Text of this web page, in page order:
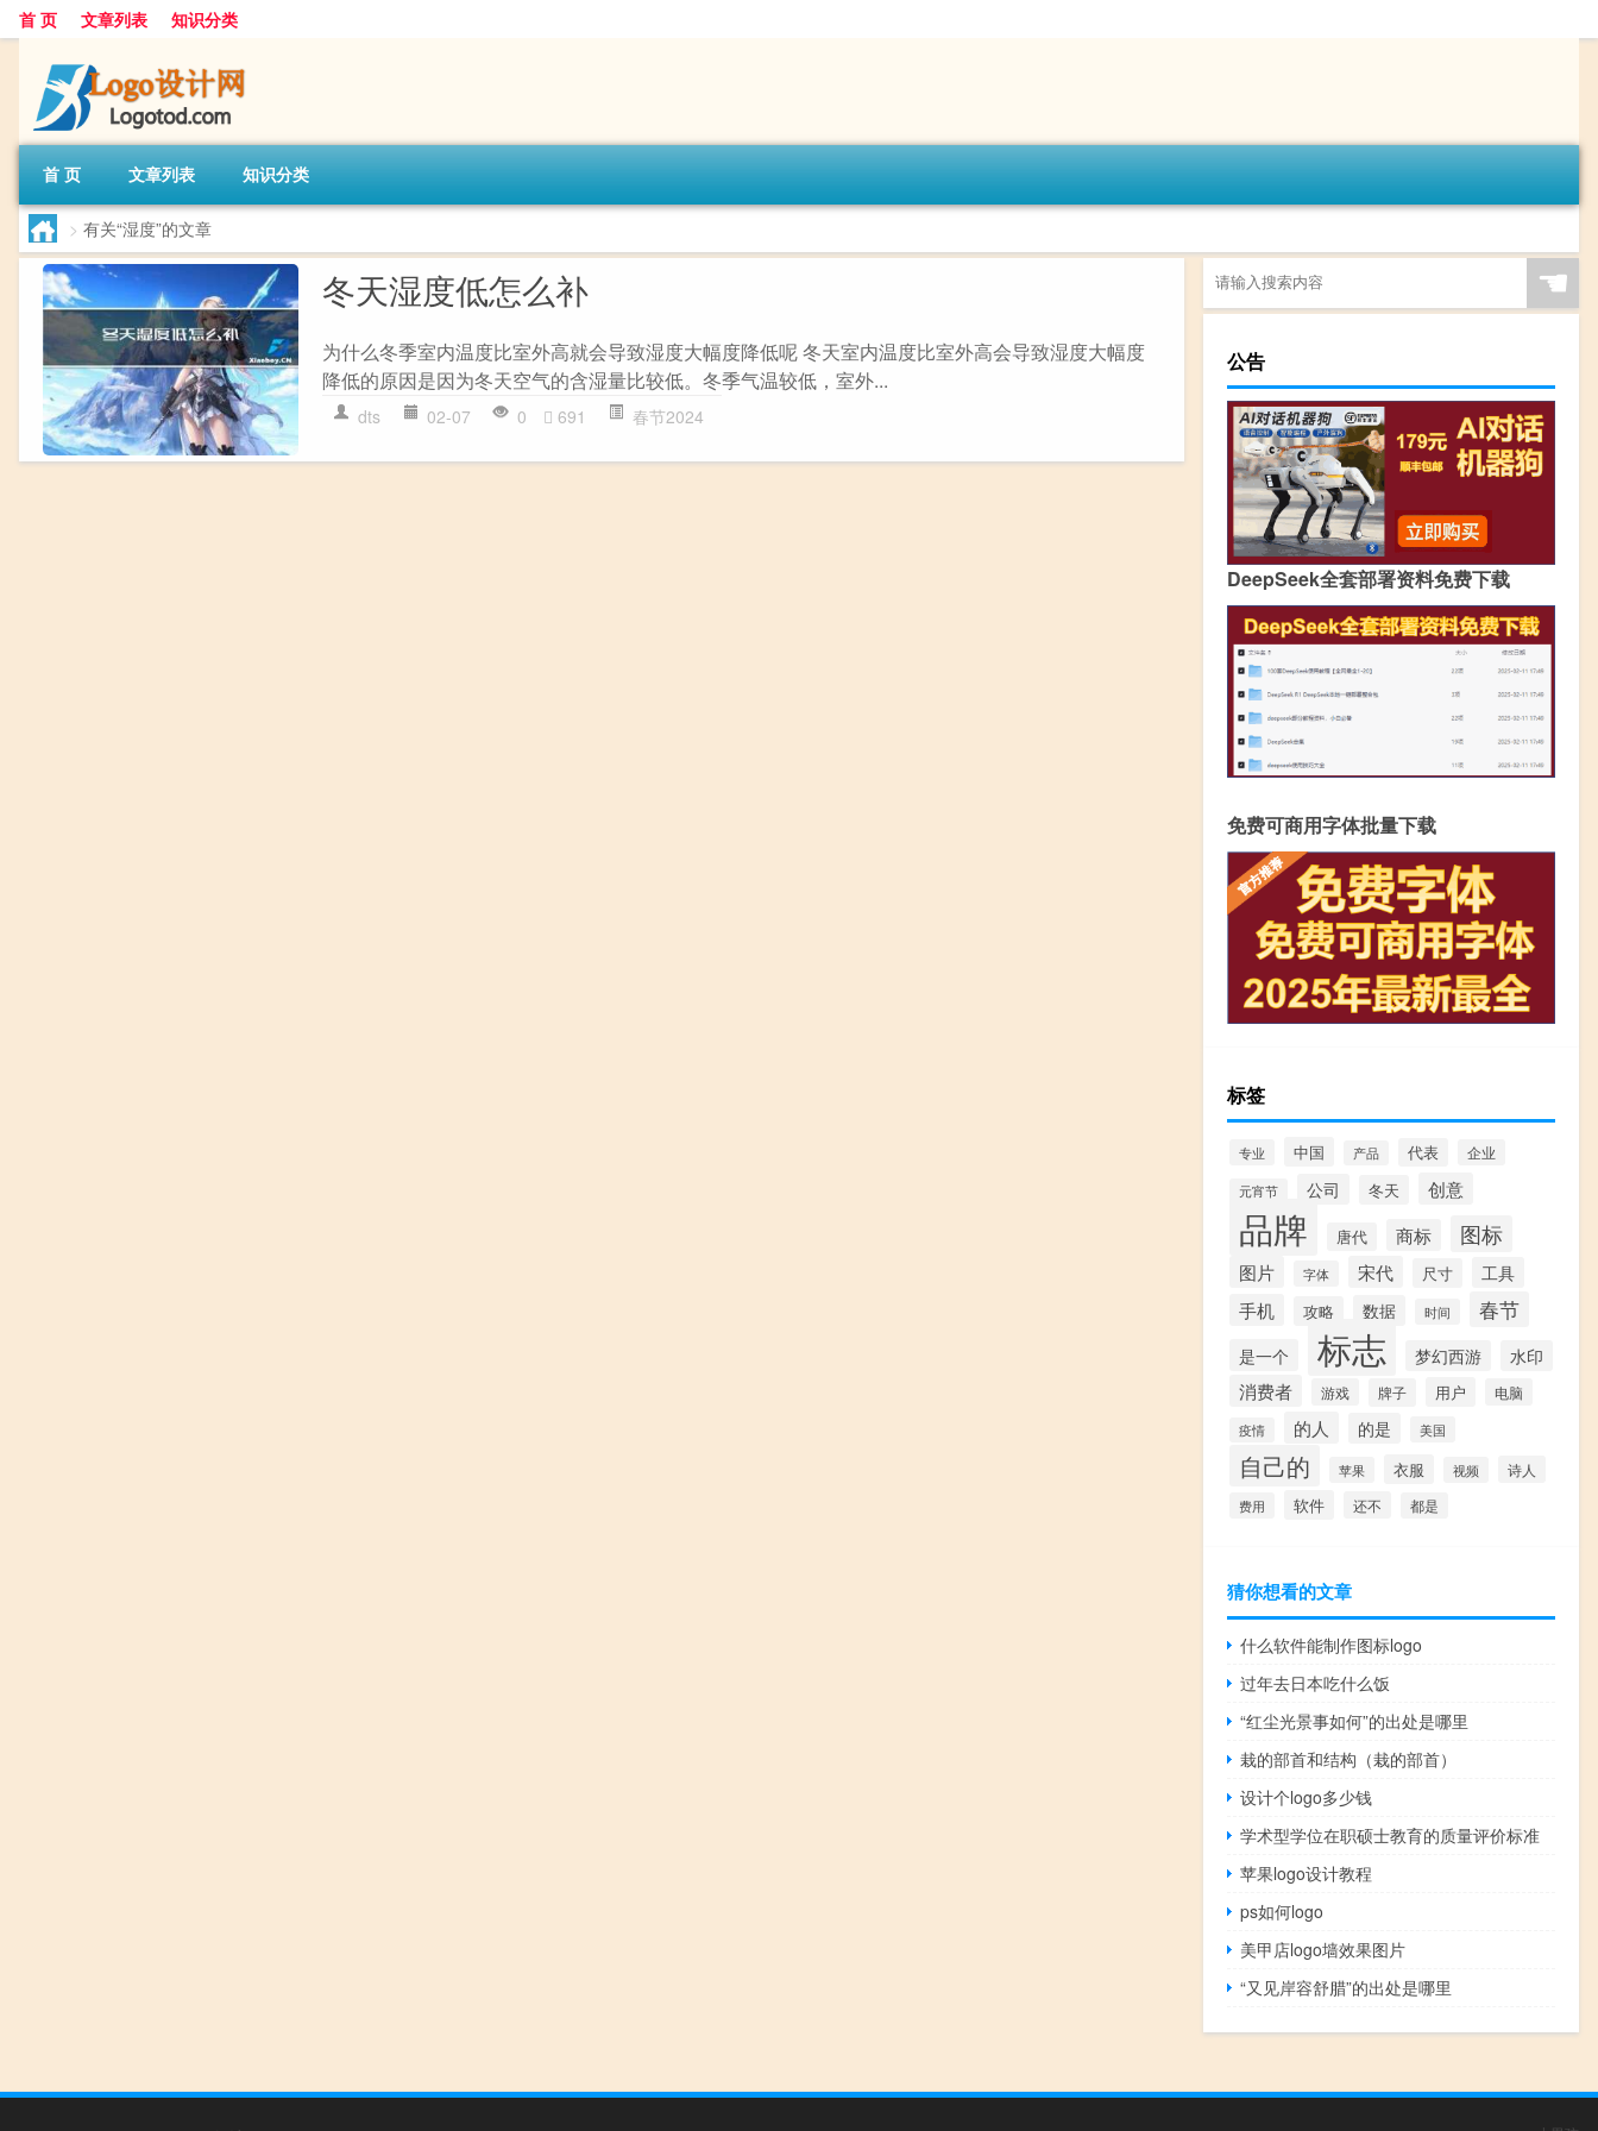
首 页 文章列表 知识分类
首 页 文章列表 知识分类
> 有关“湿度”的文章
冬天湿度低怎么补
为什么冬季室内温度比室外高就会导致湿度大幅度降低呢 冬天室内温度比室外高会导致湿度大幅度
降低的原因是因为冬天空气的含湿量比较低。冬季气温较低，室外...
dts 02-07 0 691 春节2024
☚
公告
DeepSeek全套部署资料免费下载
免费可商用字体批量下载
标签
专业 中国 产品 代表 企业
元宵节 公司 冬天 创意
品牌 唐代 商标 图标
图片 字体 宋代 尺寸 工具
手机 攻略 数据 时间 春节
是一个 标志 梦幻西游 水印
消费者 游戏 牌子 用户 电脑
疫情 的人 的是 美国
自己的 苹果 衣服 视频 诗人
费用 软件 还不 都是
猜你想看的文章
什么软件能制作图标logo
过年去日本吃什么饭
“红尘光景事如何”的出处是哪里
栽的部首和结构（栽的部首）
设计个logo多少钱
学术型学位在职硕士教育的质量评价标准
苹果logo设计教程
ps如何logo
美甲店logo墙效果图片
“又见岸容舒腊”的出处是哪里